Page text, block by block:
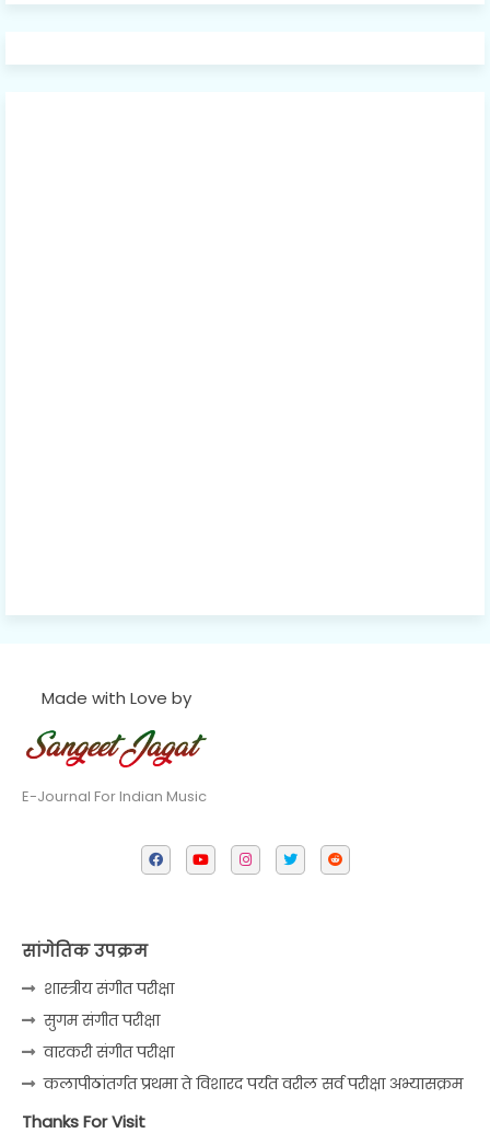
Made with Love by
E-Journal For Indian Music
सांगेतिक उपक्रम
शास्त्रीय संगीत परीक्षा
सुगम संगीत परीक्षा
वारकरी संगीत परीक्षा
कलापीठांतर्गत प्रथमा ते विशारद पर्यंत वरील सर्व परीक्षा अभ्यासक्रम
Thanks For Visit